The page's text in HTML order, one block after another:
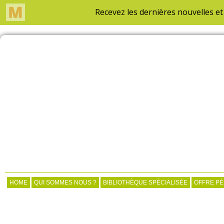
HOME QUI SOMMES NOUS ? BIBLIOTHÈQUE SPÉCIALISÉE OFFRE